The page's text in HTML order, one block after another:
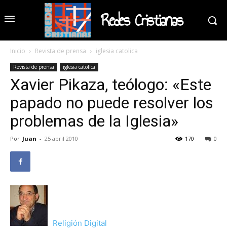
Redes Cristianas
Inicio Revista de prensa iglesia catolica
Revista de prensa iglesia catolica
Xavier Pikaza, teólogo: «Este
papado no puede resolver los
problemas de la Iglesia»
Por Juan - 25 abril 2010 0
170
Religión Digital